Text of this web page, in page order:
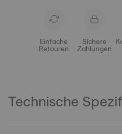
Einfache
Retouren
Sichere
Zahlungen
Technische